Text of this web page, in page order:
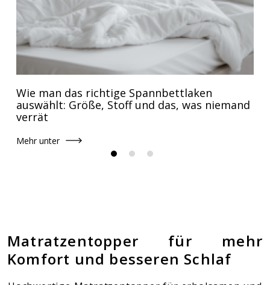
Wie man das richtige Spannbettlaken
auswählt: Größe, Stoff und das, was niemand
verrät
Mehr unter
Matratzentopper für mehr
Komfort und besseren Schlaf